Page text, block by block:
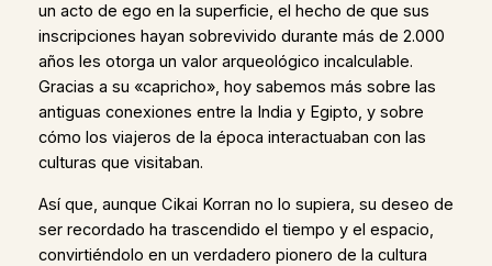
un acto de ego en la superficie, el hecho de que sus
inscripciones hayan sobrevivido durante más de 2.000
años les otorga un valor arqueológico incalculable.
Gracias a su «capricho», hoy sabemos más sobre las
antiguas conexiones entre la India y Egipto, y sobre
cómo los viajeros de la época interactuaban con las
culturas que visitaban.
Así que, aunque Cikai Korran no lo supiera, su deseo de
ser recordado ha trascendido el tiempo y el espacio,
convirtiéndolo en un verdadero pionero de la cultura